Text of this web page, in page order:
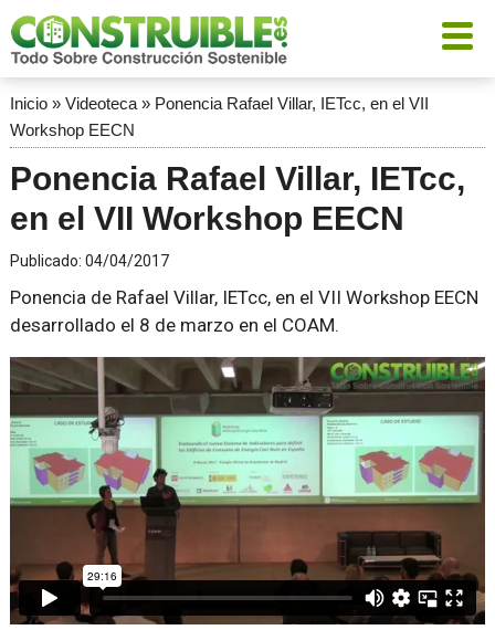
Inicio» Videoteca» Ponencia Rafael Villar, IETcc, en el VII
Workshop EECN
Ponencia Rafael Villar, IETcc,
en el VII Workshop EECN
Publicado: 04/04/2017
Ponencia de Rafael Villar, IETcc, en el VII Workshop EECN
desarrollado el 8 de marzo en el COAM.